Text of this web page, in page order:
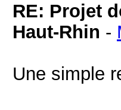
RE: Projet
Haut-Rhin -
Une simple